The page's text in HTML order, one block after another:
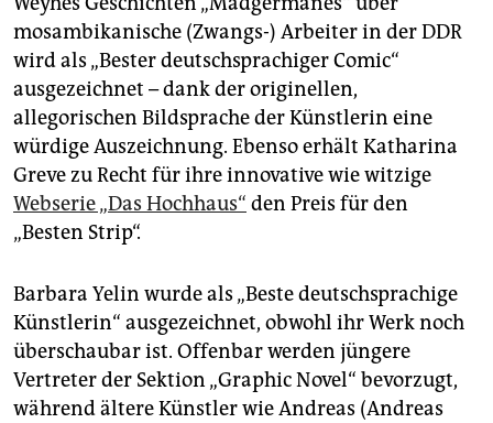
mosambikanische (Zwangs-) Arbeiter in der DDR
wird als „Bester deutschsprachiger Comic“
ausgezeichnet – dank der originellen,
allegorischen Bildsprache der Künstlerin eine
würdige Auszeichnung. Ebenso erhält Katharina
Greve zu Recht für ihre innovative wie witzige
Webserie „Das Hochhaus“ den Preis für den
„Besten Strip“.
Barbara Yelin wurde als „Beste deutschsprachige
Künstlerin“ ausgezeichnet, obwohl ihr Werk noch
überschaubar ist. Offenbar werden jüngere
Vertreter der Sektion „Graphic Novel“ bevorzugt,
während ältere Künstler wie Andreas (Andreas